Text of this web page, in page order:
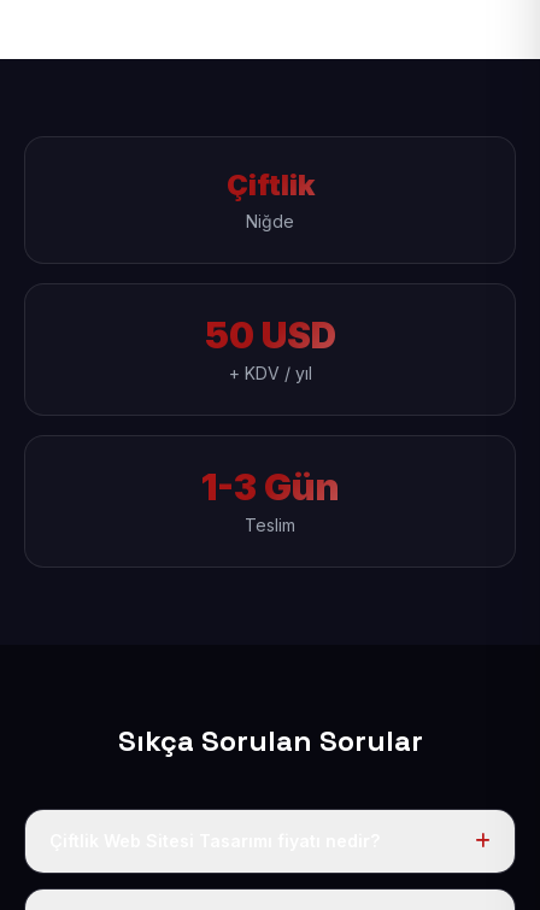
Çiftlik
Niğde
50 USD
+ KDV / yıl
1-3 Gün
Teslim
Sıkça Sorulan Sorular
Tek fiyat uygulanır: yıllık 50 USD + KDV. Bu bedele alan